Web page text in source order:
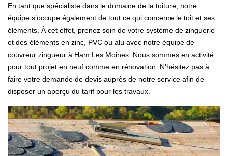
En tant que spécialiste dans le domaine de la toiture, notre
équipe s’occupe également de tout ce qui concerne le toit et ses
éléments. À cet effet, prenez soin de votre système de zinguerie
et des éléments en zinc, PVC ou alu avec notre équipe de
couvreur zingueur à Ham Les Moines. Nous sommes en activité
pour tout projet en neuf comme en rénovation. N’hésitez pas à
faire votre demande de devis auprès de notre service afin de
disposer un aperçu du tarif pour les travaux.